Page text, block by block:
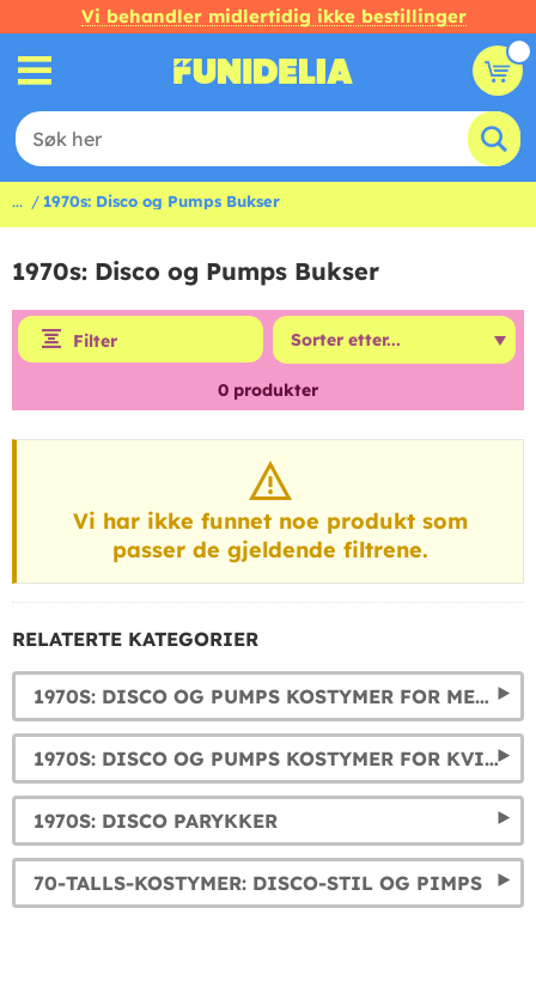
Vi behandler midlertidig ikke bestillinger
... 1970s: Disco og Pumps Bukser
1970s: Disco og Pumps Bukser
Filter
0 produkter
Vi har ikke funnet noe produkt som
passer de gjeldende filtrene.
RELATERTE KATEGORIER
1970S: DISCO OG PUMPS KOSTYMER FOR MENN
1970S: DISCO OG PUMPS KOSTYMER FOR KVINNER
1970S: DISCO PARYKKER
70-TALLS-KOSTYMER: DISCO-STIL OG PIMPS